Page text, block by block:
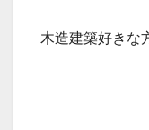
木造建築好きな